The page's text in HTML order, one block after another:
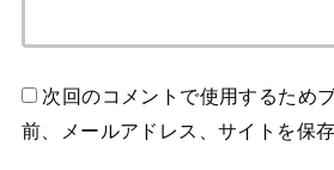
次回のコメントで使用するため
前、メールアドレス、サイトを保存